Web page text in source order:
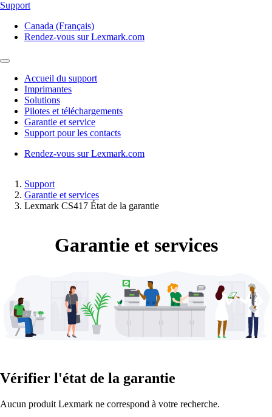
Support
Canada (Français)
Rendez-vous sur Lexmark.com
Accueil du support
Imprimantes
Solutions
Pilotes et téléchargements
Garantie et service
Support pour les contacts
Rendez-vous sur Lexmark.com
Support
Garantie et services
Lexmark CS417 État de la garantie
Garantie et services
Vérifier l'état de la garantie
Aucun produit Lexmark ne correspond à votre recherche.